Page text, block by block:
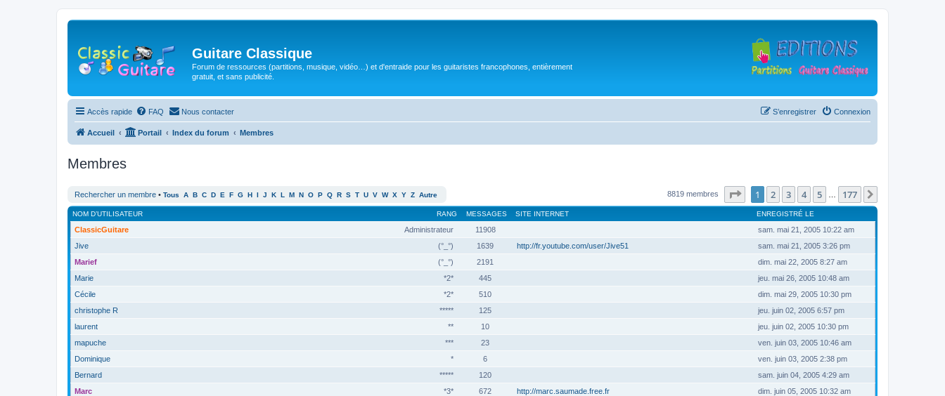
Guitare Classique
Forum de ressources (partitions, musique, vidéo…) et d'entraide pour les guitaristes francophones, entièrement
gratuit, et sans publicité.
Accès rapide FAQ Nous contacter Connexion
S’enregistrer
Accueil Portail Index du forum Membres
Membres
Rechercher un membre • Tous A B C D E F G H I J K L M N O P Q R S T U V W X Y Z Autre 8819 membres Page sur177
1 2 3 4 5 177
RANG
NOM D’UTILISATEUR MESSAGES SITE INTERNET ENREGISTRÉ LE
Administrateur
ClassicGuitare 11908
sam. mai 21, 2005 10:22 am
(°_°)
Jive 1639 http://fr.youtube.com/user/Jive51
sam. mai 21, 2005 3:26 pm
(°_°)
Marief 2191
dim. mai 22, 2005 8:27 am
*2*
Marie 445
jeu. mai 26, 2005 10:48 am
*2*
Cécile 510
dim. mai 29, 2005 10:30 pm
*****
christophe R 125
jeu. juin 02, 2005 6:57 pm
**
laurent 10
jeu. juin 02, 2005 10:30 pm
***
mapuche 23
ven. juin 03, 2005 10:46 am
*
Dominique 6
ven. juin 03, 2005 2:38 pm
*****
Bernard 120
sam. juin 04, 2005 4:29 am
*3*
Marc 672 http://marc.saumade.free.fr
dim. juin 05, 2005 10:32 am